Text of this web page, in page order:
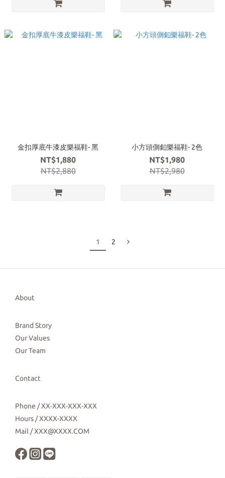
金扣厚底牛漆皮樂福鞋- 黑
NT$1,880
NT$2,880
小方頭側釦樂福鞋- 2色
NT$1,980
NT$2,980
1 2
About
Brand Story
Our Values
Our Team
Contact
Phone / XX-XXX-XXX-XXX
Hours / XXXX-XXXX
Mail / XXX@XXXX.COM